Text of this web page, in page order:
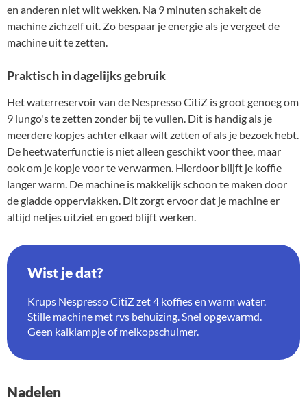
en anderen niet wilt wekken. Na 9 minuten schakelt de
machine zichzelf uit. Zo bespaar je energie als je vergeet de
machine uit te zetten.
Praktisch in dagelijks gebruik
Het waterreservoir van de Nespresso CitiZ is groot genoeg om
9 lungo's te zetten zonder bij te vullen. Dit is handig als je
meerdere kopjes achter elkaar wilt zetten of als je bezoek hebt.
De heetwaterfunctie is niet alleen geschikt voor thee, maar
ook om je kopje voor te verwarmen. Hierdoor blijft je koffie
langer warm. De machine is makkelijk schoon te maken door
de gladde oppervlakken. Dit zorgt ervoor dat je machine er
altijd netjes uitziet en goed blijft werken.
Wist je dat?
Krups Nespresso CitiZ zet 4 koffies en warm water.
Stille machine met rvs behuizing. Snel opgewarmd.
Geen kalklampje of melkopschuimer.
Nadelen